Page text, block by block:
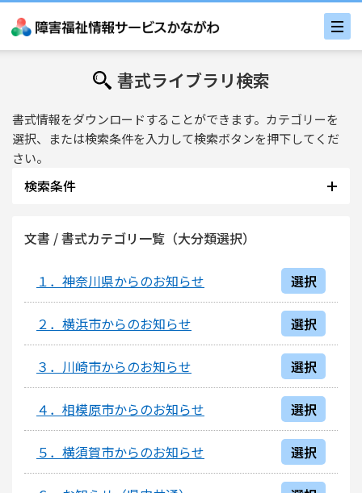
書式ライブラリ検索
書式情報をダウンロードすることができます。カテゴリーを
選択、または検索条件を入力して検索ボタンを押下してくだ
さい。
検索条件
更新日付
文書 / 書式カテゴリ一覧（大分類選択）
１．神奈川県からのお知らせ 選択
２．横浜市からのお知らせ 選択
３．川崎市からのお知らせ 選択
４．相模原市からのお知らせ 選択
５．横須賀市からのお知らせ 選択